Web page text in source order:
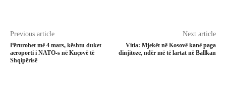
Previous article
Përurohet më 4 mars, kështu duket
aeroporti i NATO-s në Kuçovë të
Shqipërisë
Next article
Vitia: Mjekët në Kosovë kanë paga
dinjitoze, ndër më të lartat në Ballkan